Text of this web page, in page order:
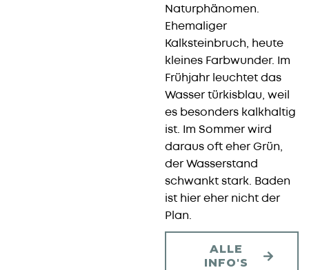
Naturphänomen.
Ehemaliger
Kalksteinbruch, heute
kleines Farbwunder. Im
Frühjahr leuchtet das
Wasser türkisblau, weil
es besonders kalkhaltig
ist. Im Sommer wird
daraus oft eher Grün,
der Wasserstand
schwankt stark. Baden
ist hier eher nicht der
Plan.
ALLE
INFO'S